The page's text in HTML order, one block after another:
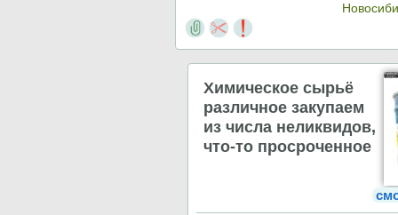
Химическое сырьё
различное закупаем
из числа неликвидов,
что-то просроченное